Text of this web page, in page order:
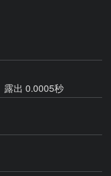
露出 0.0005秒